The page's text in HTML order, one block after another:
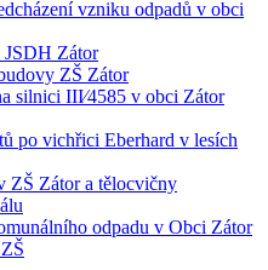
vzniku odpadů v obci
JSDH Zátor
ZŠ Zátor
silnici III⁄4585 v obci Zátor
po vichřici Eberhard v lesích
ZŠ Zátor a tělocvičny
odpadu v Obci Zátor